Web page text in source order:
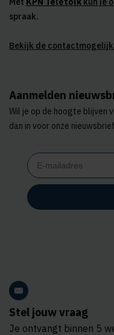
spraak.
Bekijk de
Aanmelden
Wil je op de hoogte blijven
dan in voor onze
Stel jouw vraag
Je ontvangt binnen 5